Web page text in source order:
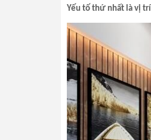
Yếu tố thứ nhất là vị trí